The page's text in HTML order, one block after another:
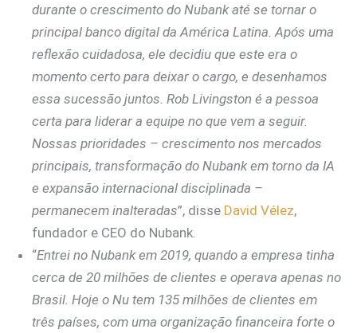
durante o crescimento do Nubank até se tornar o
principal banco digital da América Latina. Após uma
reflexão cuidadosa, ele decidiu que este era o
momento certo para deixar o cargo, e desenhamos
essa sucessão juntos. Rob Livingston é a pessoa
certa para liderar a equipe no que vem a seguir.
Nossas prioridades – crescimento nos mercados
principais, transformação do Nubank em torno da IA
e expansão internacional disciplinada –
permanecem inalteradas”, disse David Vélez,
fundador e CEO do Nubank.
“Entrei no Nubank em 2019, quando a empresa tinha
cerca de 20 milhões de clientes e operava apenas no
Brasil. Hoje o Nu tem 135 milhões de clientes em
três países, com uma organização financeira forte o